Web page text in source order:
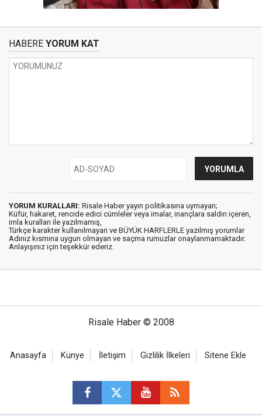
HABERE YORUM KAT
YORUM KURALLARI: Risale Haber yayın politikasına uymayan;
Küfür, hakaret, rencide edici cümleler veya imalar, inançlara saldırı içeren,
imla kuralları ile yazılmamış,
Türkçe karakter kullanılmayan ve BÜYÜK HARFLERLE yazılmış yorumlar
Adınız kısmına uygun olmayan ve saçma rumuzlar onaylanmamaktadır.
Anlayışınız için teşekkür ederiz.
Risale Haber © 2008
Anasayfa Künye İletişim Gizlilik İlkeleri Sitene Ekle